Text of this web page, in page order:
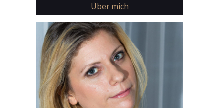
Über mich